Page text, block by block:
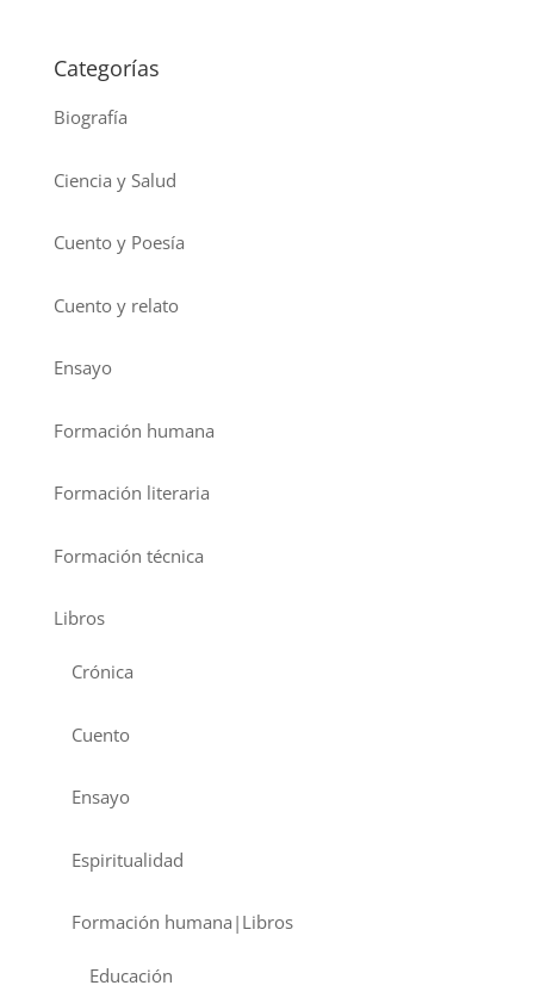
Categorías
Biografía
Ciencia y Salud
Cuento y Poesía
Cuento y relato
Ensayo
Formación humana
Formación literaria
Formación técnica
Libros
Crónica
Cuento
Ensayo
Espiritualidad
Formación humana|Libros
Educación